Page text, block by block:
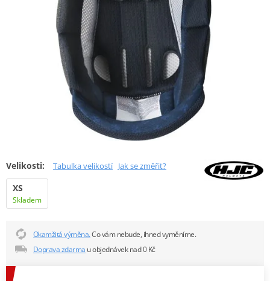
Velikosti: Tabulka velikostí Jak se změřit?
XS
Skladem
Okamžitá výměna.Co vám nebude, ihned vyměníme.
Doprava zdarma u objednávek nad 0 Kč